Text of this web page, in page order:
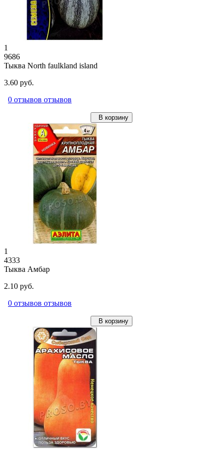
1
9686
Тыква North faulkland island
3.60 руб.
0 отзывов отзывов
В корзину
1
4333
Тыква Амбар
2.10 руб.
0 отзывов отзывов
В корзину